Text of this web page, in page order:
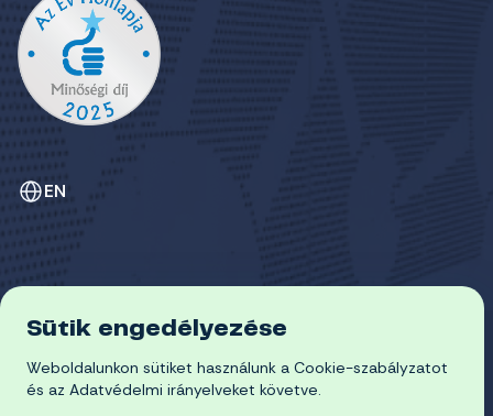
EN
© 2026 Miskolci Egyetem
ADATVÉDELEM
COOKIE-SZABÁLYZAT
Sütik engedélyezése
Weboldalunkon sütiket használunk a Cookie-szabályzatot
és az Adatvédelmi irányelveket követve.